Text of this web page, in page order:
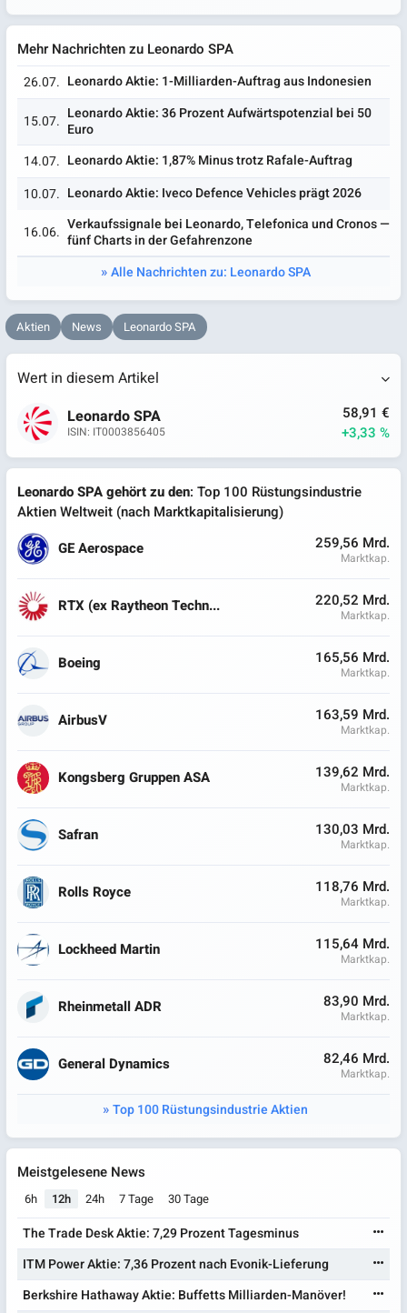
Mehr Nachrichten zu Leonardo SPA
26.07. Leonardo Aktie: 1-Milliarden-Auftrag aus Indonesien
15.07. Leonardo Aktie: 36 Prozent Aufwärtspotenzial bei 50
Euro
14.07. Leonardo Aktie: 1,87% Minus trotz Rafale-Auftrag
10.07. Leonardo Aktie: Iveco Defence Vehicles prägt 2026
16.06. Verkaufssignale bei Leonardo, Telefonica und Cronos —
fünf Charts in der Gefahrenzone
Alle Nachrichten zu: Leonardo SPA
Aktien News Leonardo SPA
Wert in diesem Artikel
Leonardo SPA
ISIN: IT0003856405
58,91 €
+3,33 %
Leonardo SPA gehört zu den: Top 100 Rüstungsindustrie
Aktien Weltweit (nach Marktkapitalisierung)
GE Aerospace
259,56 Mrd.
Marktkap.
RTX (ex Raytheon Techn... 220,52 Mrd.
Marktkap.
Boeing 165,56 Mrd.
Marktkap.
AirbusV 163,59 Mrd.
Marktkap.
Kongsberg Gruppen ASA 139,62 Mrd.
Marktkap.
Safran 130,03 Mrd.
Marktkap.
Rolls Royce 118,76 Mrd.
Marktkap.
Lockheed Martin 115,64 Mrd.
Marktkap.
Rheinmetall ADR 83,90 Mrd.
Marktkap.
General Dynamics 82,46 Mrd.
Marktkap.
Top 100 Rüstungsindustrie Aktien
Meistgelesene News
6h 12h 24h 7 Tage 30 Tage
The Trade Desk Aktie: 7,29 Prozent Tagesminus
ITM Power Aktie: 7,36 Prozent nach Evonik-Lieferung
Berkshire Hathaway Aktie: Buffetts Milliarden-Manöver!